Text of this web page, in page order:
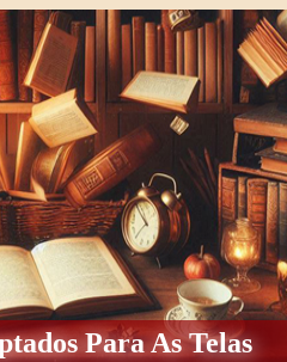
Para As Telas